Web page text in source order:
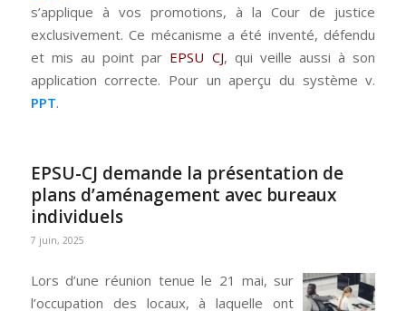
s’applique à vos promotions, à la Cour de justice
exclusivement. Ce mécanisme a été inventé, défendu
et mis au point par EPSU CJ, qui veille aussi à son
application correcte. Pour un aperçu du système v.
PPT.
EPSU-CJ demande la présentation de
plans d’aménagement avec bureaux
individuels
7 juin, 2025
Lors d’une réunion tenue le 21 mai, sur
l’occupation des locaux, à laquelle ont